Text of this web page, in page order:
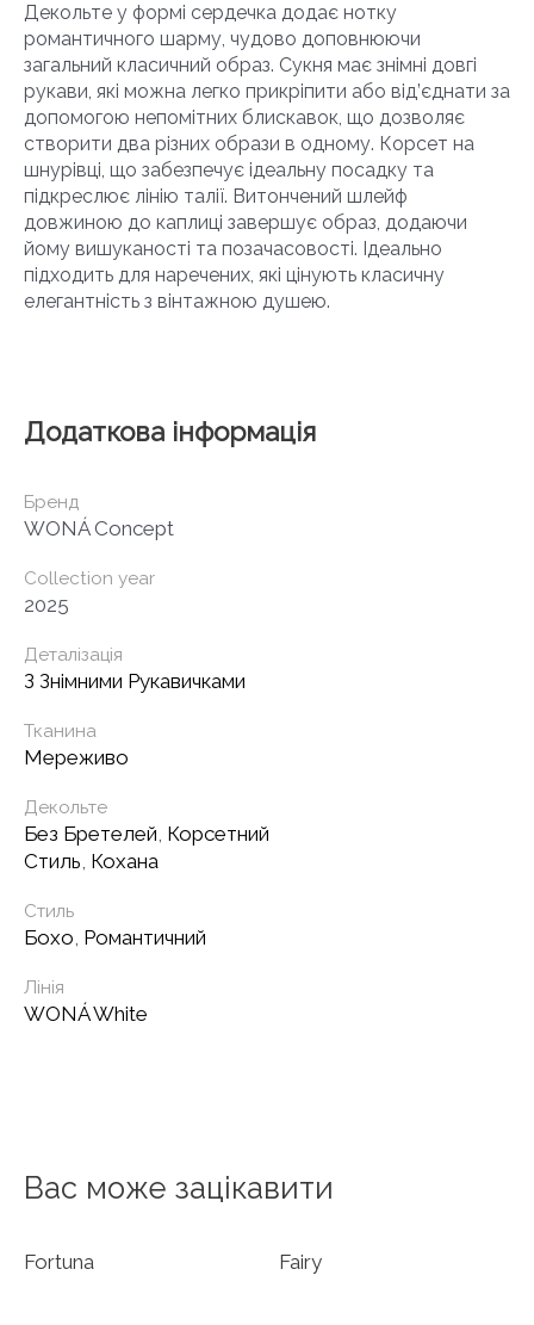
Декольте у формі сердечка додає нотку
романтичного шарму, чудово доповнюючи
загальний класичний образ. Сукня має знімні довгі
рукави, які можна легко прикріпити або від’єднати за
допомогою непомітних блискавок, що дозволяє
створити два різних образи в одному. Корсет на
шнурівці, що забезпечує ідеальну посадку та
підкреслює лінію талії. Витончений шлейф
довжиною до каплиці завершує образ, додаючи
йому вишуканості та позачасовості. Ідеально
підходить для наречених, які цінують класичну
елегантність з вінтажною душею.
Додаткова інформація
Бренд
WONÁ Concept
Collection year
2025
Деталізація
З Знімними Рукавичками
Тканина
Мереживо
Декольте
Без Бретелей, Корсетний
Стиль, Кохана
Стиль
Бохо, Романтичний
Лінія
WONÁ White
Вас може зацікавити
Fortuna Fairy